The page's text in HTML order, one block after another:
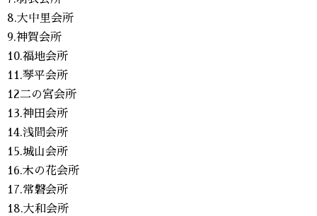
8.大中里会所
9.神賀会所
10.福地会所
11.琴平会所
12二の宮会所
13.神田会所
14.浅間会所
15.城山会所
16.木の花会所
17.常磐会所
18.大和会所